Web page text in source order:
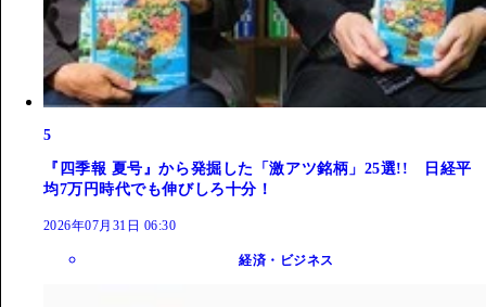
5
『四季報 夏号』から発掘した「激アツ銘柄」25選!! 日経平
均7万円時代でも伸びしろ十分！
2026年07月31日 06:30
経済・ビジネス